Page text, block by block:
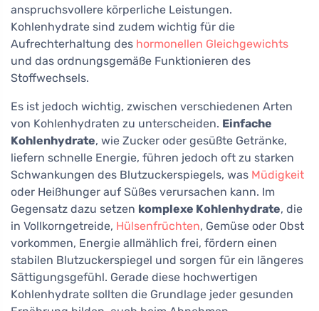
anspruchsvollere körperliche Leistungen.
Kohlenhydrate sind zudem wichtig für die
Aufrechterhaltung des hormonellen Gleichgewichts
und das ordnungsgemäße Funktionieren des
Stoffwechsels.
Es ist jedoch wichtig, zwischen verschiedenen Arten
von Kohlenhydraten zu unterscheiden. Einfache
Kohlenhydrate, wie Zucker oder gesüßte Getränke,
liefern schnelle Energie, führen jedoch oft zu starken
Schwankungen des Blutzuckerspiegels, was Müdigkeit
oder Heißhunger auf Süßes verursachen kann. Im
Gegensatz dazu setzen komplexe Kohlenhydrate, die
in Vollkorngetreide, Hülsenfrüchten, Gemüse oder Obst
vorkommen, Energie allmählich frei, fördern einen
stabilen Blutzuckerspiegel und sorgen für ein längeres
Sättigungsgefühl. Gerade diese hochwertigen
Kohlenhydrate sollten die Grundlage jeder gesunden